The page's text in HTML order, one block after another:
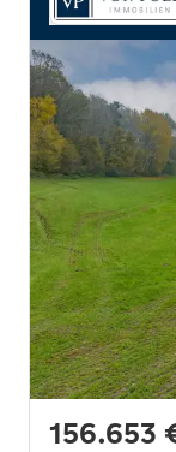
156.653